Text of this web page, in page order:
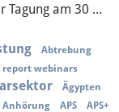
Tagung am 30 ...
Abtrebung
report webinars
Ägypten
Anhörung APS APS+